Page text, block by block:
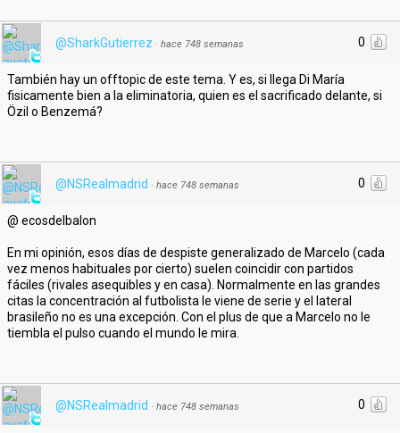
0
@SharkGutierrez · hace 748 semanas
También hay un offtopic de este tema. Y es, si llega Di María
fisicamente bien a la eliminatoria, quien es el sacrificado delante, si
Özil o Benzemá?
0
@NSRealmadrid · hace 748 semanas
@ ecosdelbalon
En mi opinión, esos días de despiste generalizado de Marcelo (cada
vez menos habituales por cierto) suelen coincidir con partidos
fáciles (rivales asequibles y en casa). Normalmente en las grandes
citas la concentración al futbolista le viene de serie y el lateral
brasileño no es una excepción. Con el plus de que a Marcelo no le
tiembla el pulso cuando el mundo le mira.
0
@NSRealmadrid · hace 748 semanas